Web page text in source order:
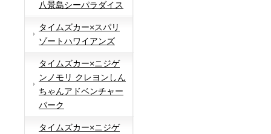
八景島シーパラダイス
タイムズカー×スパリ
ゾートハワイアンズ
タイムズカー×ニジゲ
ンノモリ クレヨンしん
ちゃんアドベンチャー
パーク
タイムズカー×ニジゲ